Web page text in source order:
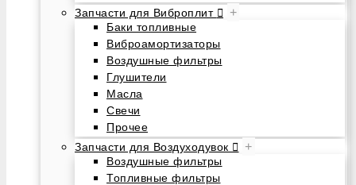
Запчасти для Виброплит
+
Баки топливные
Виброамортизаторы
Воздушные фильтры
Глушители
Масла
Свечи
Прочее
Запчасти для Воздуходувок
+
Воздушные фильтры
Топливные фильтры